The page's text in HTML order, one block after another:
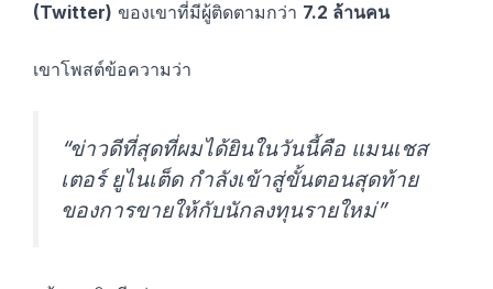
(Twitter) ของเขาที่มีผู้ติดตามกว่า 7.2 ล้านคน
เขาโพสต์ข้อความว่า
“ข่าวดีที่สุดที่ผมได้ยินในวันนี้คือ แมนเชส
เตอร์ ยูไนเต็ด กำลังเข้าสู่ขั้นตอนสุดท้าย
ของการขายให้กับนักลงทุนรายใหม่”